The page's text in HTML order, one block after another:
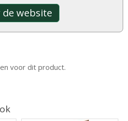
website
alles over de kenmerken en
van hout.Meer informatie
voor dit product.